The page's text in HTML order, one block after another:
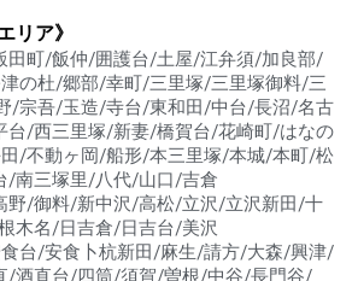
リア》
田町/飯仲/囲護台/土屋/江弁須/加良部/
の杜/郷部/幸町/三里塚/三里塚御料/三
/宗吾/玉造/寺台/東和田/中台/長沼/名古
台/西三里塚/新妻/橋賀台/花崎町/はなの
/不動ヶ岡/船形/本三里塚/本城/本町/松
/南三塚里/八代/山口/吉倉
野/御料/新中沢/高松/立沢/立沢新田/十
木名/日吉倉/日吉台/美沢
台/安食卜杭新田/麻生/請方/大森/興津/